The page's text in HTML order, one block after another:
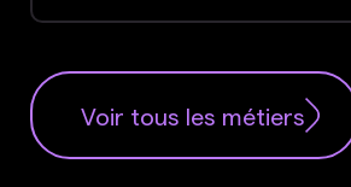
Voir tous les métiers